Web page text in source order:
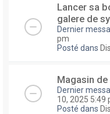
Lancer sa
galere de
Dernier
pm
Posté dans
Magasin
Dernier
10, 2025 5:49
Posté dans